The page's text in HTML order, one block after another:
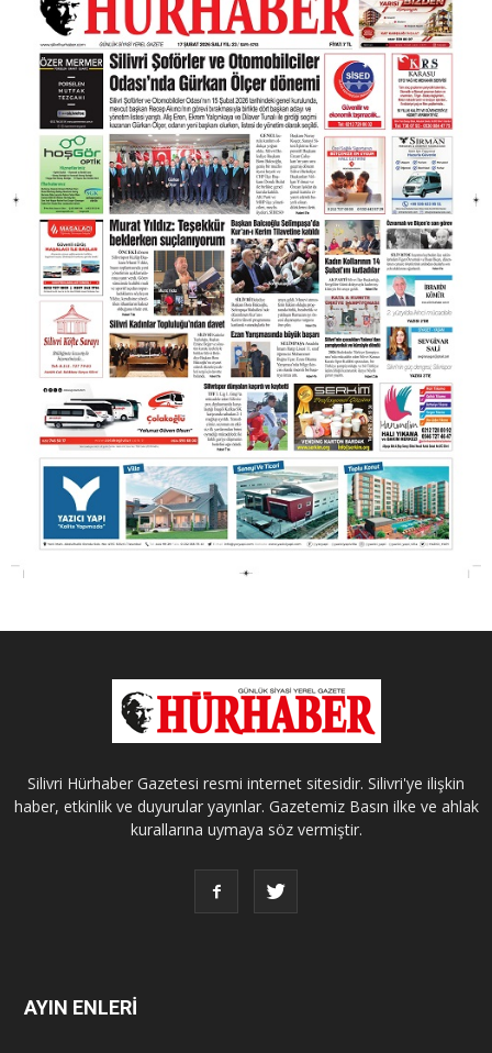
Silivri Hürhaber Gazetesi resmi internet sitesidir. Silivri'ye ilişkin
haber, etkinlik ve duyurular yayınlar. Gazetemiz Basın ilke ve ahlak
kurallarına uymaya söz vermiştir.
AYIN ENLERİ